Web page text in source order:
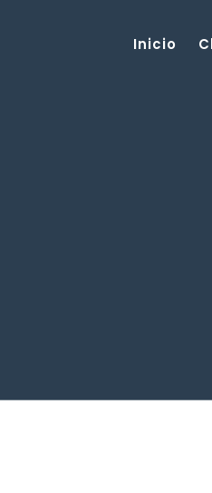
Inicio